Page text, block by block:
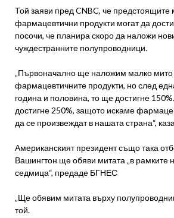
Той заяви пред CNBC, че предстоящите
фармацевтични продукти могат да
посочи, че планира скоро да наложи
чуждестранните полупроводници.
„Първоначално ще наложим малко мито
фармацевтичните продукти, но след
година и половина, то ще достигне
достигне 250%, защото искаме
да се произвеждат в нашата страна“,
Американският президент също така
Вашингтон ще обяви митата „в рамките
седмица“, предаде БГНЕС
„Ще обявим митата върху
той.